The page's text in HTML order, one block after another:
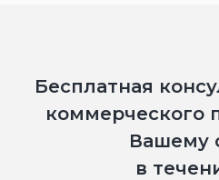
Бесплатная
коммерческого
Вашему
в